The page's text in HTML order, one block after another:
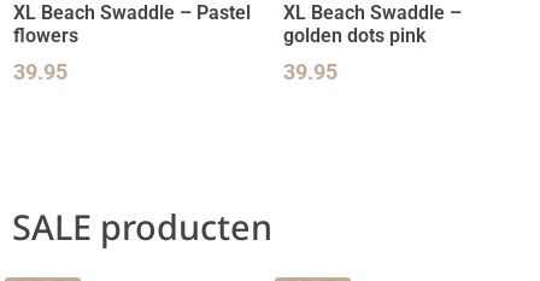
XL Beach Swaddle – Pastel
flowers
39.95
XL Beach Swaddle –
golden dots pink
39.95
SALE producten